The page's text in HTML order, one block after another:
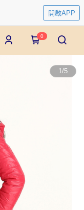
開啟APP
0
1/5